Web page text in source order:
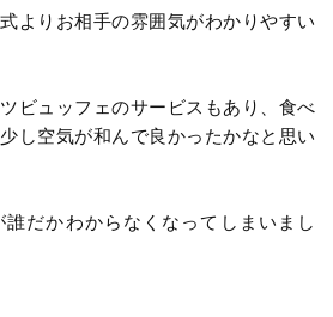
よりお相手の雰囲気がわかりやすい
ビュッフェのサービスもあり、食べ
し空気が和んで良かったかなと思い
だかわからなくなってしまいまし